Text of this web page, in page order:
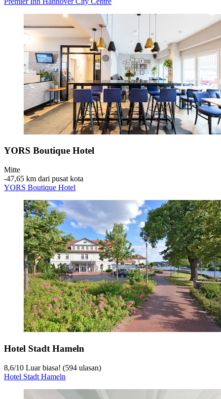
YORS Boutique Hotel
Mitte
‐47,65 km dari pusat kota
YORS Boutique Hotel
Hotel Stadt Hameln
8,6/10 Luar biasa! (594 ulasan)
Hotel Stadt Hameln